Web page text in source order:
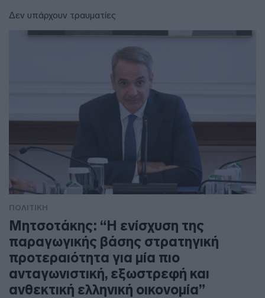
Δεν υπάρχουν τραυματίες
ΠΟΛΙΤΙΚΗ
Μητσοτάκης: “Η ενίσχυση της
παραγωγικής βάσης στρατηγική
προτεραιότητα για μία πιο
ανταγωνιστική, εξωστρεφή και
ανθεκτική ελληνική οικονομία”